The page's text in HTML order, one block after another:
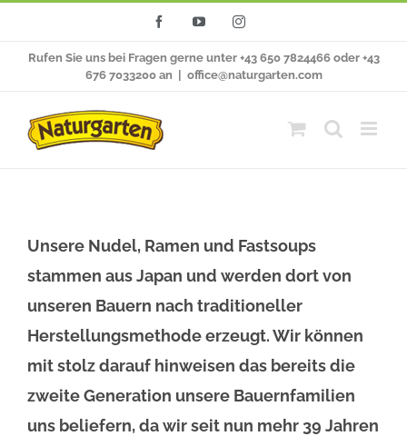
FacebookYouTubeInstagram
Rufen Sie uns bei Fragen gerne unter +43 650 7824466 oder +43
676 7033200 an
office@naturgarten.com
Unsere Nudel, Ramen und Fastsoups
stammen aus Japan und werden dort von
unseren Bauern nach traditioneller
Herstellungsmethode erzeugt. Wir können
mit stolz darauf hinweisen das bereits die
zweite Generation unsere Bauernfamilien
uns beliefern, da wir seit nun mehr 39 Jahren